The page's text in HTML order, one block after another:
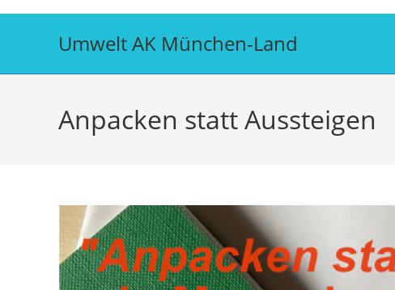
Umwelt AK München-Land
Anpacken statt Aussteigen